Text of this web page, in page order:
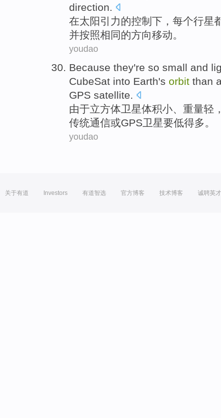
direction.
在太阳引力的控制 下 ， 每个行星
并按照相同的方向移动。
youdao
Because they're so small and
CubeSat into Earth's orbit than
GPS satellite.
由于立方体卫星体积小、 重量轻
传统通信或GPS卫星要低得多。
youdao
关于有道 Investors 有道智选 官方博客 技术博客 诚聘英才